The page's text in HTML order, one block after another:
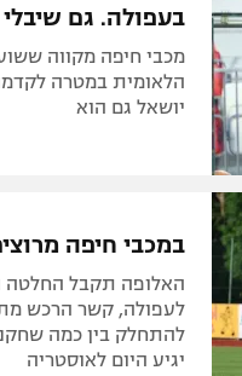
בעפולה. גם שיבלי
מכבי חיפה מקווה
הלאומית במטרה
יושאל גם הוא
במכבי חיפה
האלופה תקבל החלטה
לעפולה, קשר הרכש
להתחלק בין כמה
יגיע היום לאוסטריה